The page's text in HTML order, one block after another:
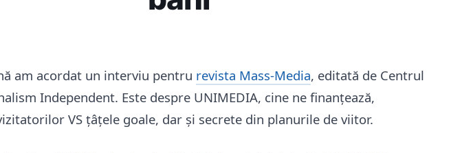
am acordat un interviu pentru revista Mass-Media, editată de Centrul
Independent. Este despre UNIMEDIA, cine ne finanțează,
VS țâțele goale, dar și secrete din planurile de viitor.